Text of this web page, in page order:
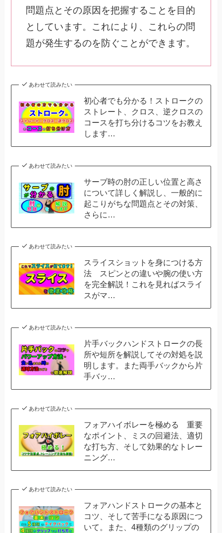
問題点とその原因を把握することを目的
としています。これにより、これらの問
題が発生するのを防ぐことができます。
あわせて読みたい
初心者でも分かる！ストロークの
ストレート、クロス、逆クロスの
コースを打ち分けるコツをお教え
します…
あわせて読みたい
サーブ時の肘の正しい位置と高さ
について詳しく解説し、一般的に
起こりがちな問題点とその対策、
さらに…
あわせて読みたい
スライスショットを身につける方
法 スピンとの違いや腕の使い方
を完全解説！これを見ればスライ
スがマ…
あわせて読みたい
片手バックハンドストロークの長
所や短所を解説してその対処を説
明します。また両手バックから片
手バッ…
あわせて読みたい
フォアハイボレーを極める 重要
なポイント、ミスの回避法、適切
な打ち方、そして効果的なトレー
ニング…
あわせて読みたい
フォアハンドストロークの基本と
コツ、そして苦手になる原因につ
いて。また、4種類のグリップの